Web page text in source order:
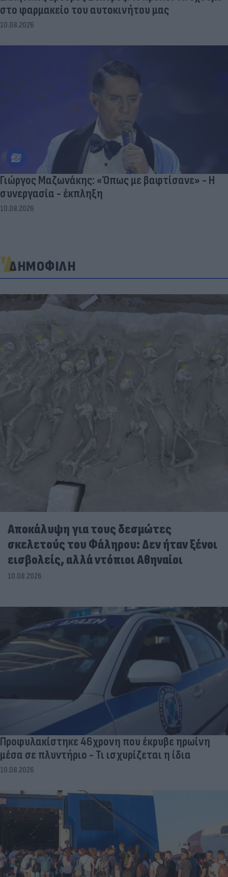
στο φαρμακείο του αυτοκινήτου μας
10.08.2026
Γιώργος Μαζωνάκης: «Όπως με βαφτίσανε» - Η
συνεργασία - έκπληξη
10.08.2026
ΔΗΜΟΦΙΛΗ
Αποκάλυψη για τους δεσμώτες
σκελετούς του Φάληρου: Δεν ήταν ξένοι
εισβολείς, αλλά ντόπιοι Αθηναίοι
10.08.2026
Προφυλακίστηκε 46χρονη που έκρυβε ηρωίνη
μέσα σε πλυντήριο - Τι ισχυρίζεται η ίδια
10.08.2026